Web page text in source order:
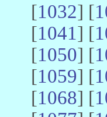
[1032] [
[1041] [
[1050] [
[1059] [
[1068] [